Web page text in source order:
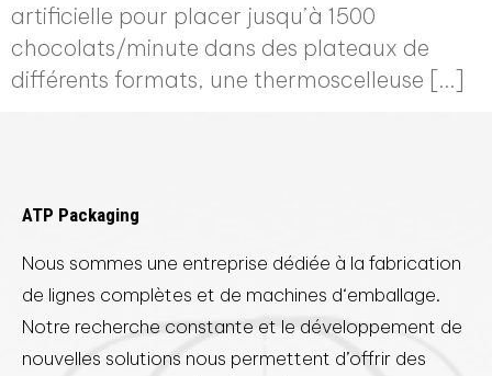
artificielle pour placer jusqu’à 1500
chocolats/minute dans des plateaux de
différents formats, une thermoscelleuse […]
ATP Packaging
Nous sommes une entreprise dédiée à la fabrication
de lignes complètes et de machines d‘emballage.
Notre recherche constante et le développement de
nouvelles solutions nous permettent d’offrir des